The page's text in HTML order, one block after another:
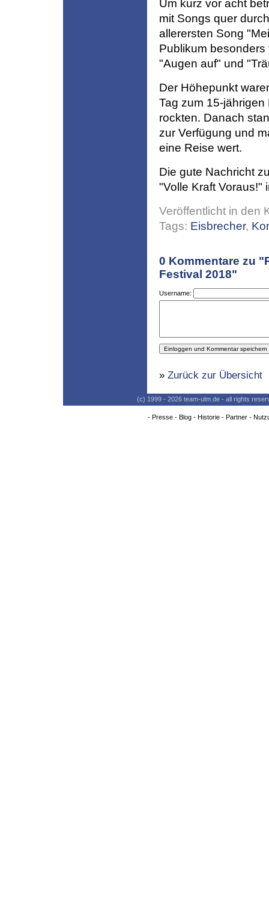
Um kurz vor acht
mit Songs quer
allerersten Song
Publikum
"Augen auf" und
Der Höhepunkt
Tag zum 15-
rockten. Danach
zur Verfügung und
eine Reise wert.
Die gute Nachricht
"Volle Kraft Voraus!"
Veröffentlicht in den
Tags: Eisbrecher,
0 Kommentare zu
Festival 2018"
Username:
» Zurück zur Übersicht
(c) 1999 - 2026 team-ulm.de - all rights
- Presse- Blog- Historie- Partner-